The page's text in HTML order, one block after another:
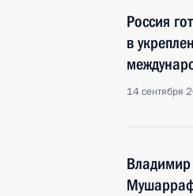
Россия
в
14 сентября
Владимир